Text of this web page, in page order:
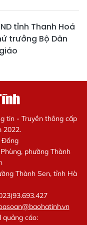
tỉnh Thanh Hoá
trưởng Bộ Dân
tin - Truyền thông cấp
2022.
Đống
phường Thành
Thành Sen, tỉnh Hà
quảng cáo: